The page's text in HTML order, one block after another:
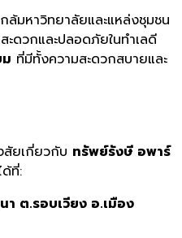
ล้มหาวิทยาลัยและแหล่งชุมชน
ดวกและปลอดภัยในทำเลดี
ที่มีทั้งความสะดวกสบายและ
ยเกี่ยวกับ ทรัพย์รังษี อพาร์
ที่:
ต.รอบเวียง อ.เมือง